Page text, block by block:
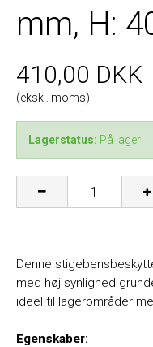
mm, H:
410,00 DKK
(ekskl. moms)
Lagerstatus: På lager
Denne
med høj synlighed
ideel til lagerområder
Egenskaber: